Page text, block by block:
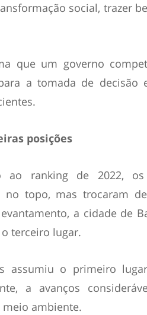
social, trazer
que um governo
a tomada de
posições
ao ranking de 2022,
no topo, mas trocaram
a cidade de
terceiro lugar.
assumiu o primeiro
a avanços
meio ambiente.